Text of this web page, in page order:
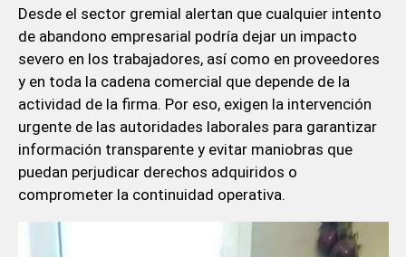
Desde el sector gremial alertan que cualquier intento
de abandono empresarial podría dejar un impacto
severo en los trabajadores, así como en proveedores
y en toda la cadena comercial que depende de la
actividad de la firma. Por eso, exigen la intervención
urgente de las autoridades laborales para garantizar
información transparente y evitar maniobras que
puedan perjudicar derechos adquiridos o
comprometer la continuidad operativa.